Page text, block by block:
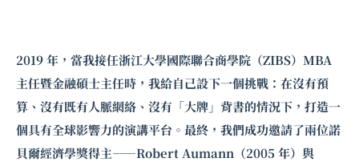
2019 年，當我接任浙江大學國際聯合商學院（ZIBS）MBA
主任暨金融碩士主任時，我給自己設下一個挑戰：在沒有預
算、沒有既有人脈網絡、沒有「大牌」背書的情況下，打造一
個具有全球影響力的演講平台。最終，我們成功邀請了兩位諾
貝爾經濟學獎得主——Robert Aumann （2005 年）與